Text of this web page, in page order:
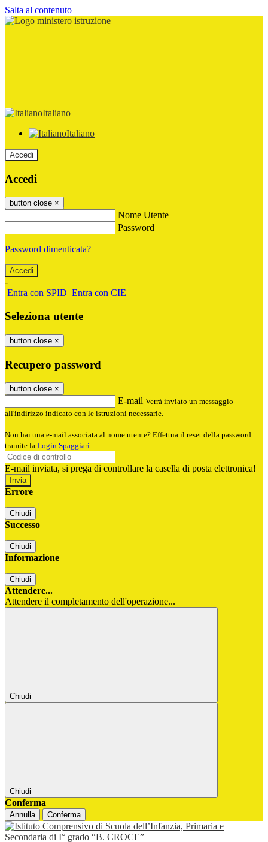
Salta al contenuto
Italiano
Italiano
Accedi
Accedi
button close ×
Nome Utente
Password
Password dimenticata?
-
Entra con SPID Entra con CIE
Seleziona utente
button close ×
Recupero password
button close ×
E-mail Verrà inviato un messaggio
all'indirizzo indicato con le istruzioni necessarie.
Non hai una e-mail associata al nome utente? Effettua il reset della password
tramite la Login Spaggiari
E-mail inviata, si prega di controllare la casella di posta elettronica!
Errore
Chiudi
Successo
Chiudi
Informazione
Chiudi
Attendere...
Attendere il completamento dell'operazione...
Chiudi
Chiudi
Conferma
Annulla Conferma